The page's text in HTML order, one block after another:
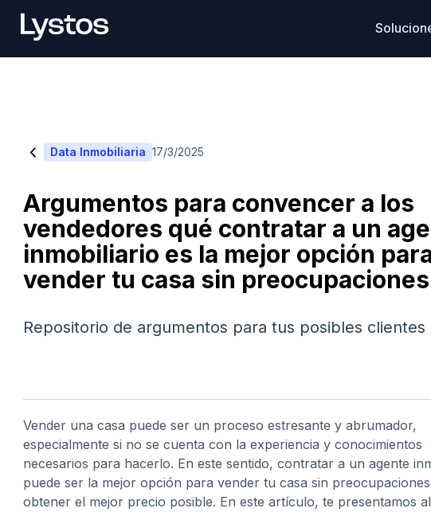
< Data Inmobiliaria 17/3/2025
Argumentos para convencer a los
vendedores qué contratar a un
inmobiliario es la mejor opción
vender tu casa sin preocupaciones
Repositorio de argumentos para tus posibles clientes
Vender una casa puede ser un proceso estresante y abrumador,
especialmente si no se cuenta con la experiencia y conocimientos
necesarios para hacerlo. En este sentido, contratar a un agente
puede ser la mejor opción para vender tu casa sin
obtener el mejor precio posible. En este artículo, te presentamos